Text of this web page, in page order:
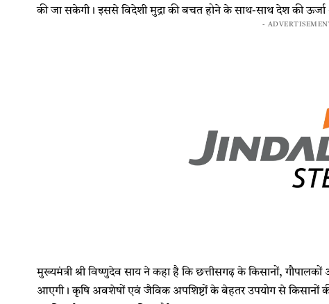
की जा सकेगी। इससे विदेशी मुद्रा की बचत होने के साथ-साथ देश की ऊर्जा
-
मुख्यमंत्री श्री विष्णुदेव साय ने कहा है कि छत्तीसगढ़ के किसानों,
आएगी। कृषि अवशेषों एवं जैविक अपशिष्टों के बेहतर उपयोग से किसानों की